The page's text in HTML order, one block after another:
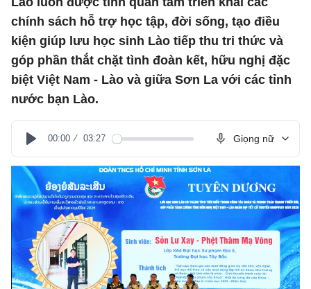
chính sách hỗ trợ học tập, đời sống, tạo điều
kiện giúp lưu học sinh Lào tiếp thu tri thức và
góp phần thắt chặt tình đoàn kết, hữu nghị đặc
biệt Việt Nam - Lào và giữa Sơn La với các tỉnh
nước bạn Lào.
Play
00:00 03:27 Giọng nữ